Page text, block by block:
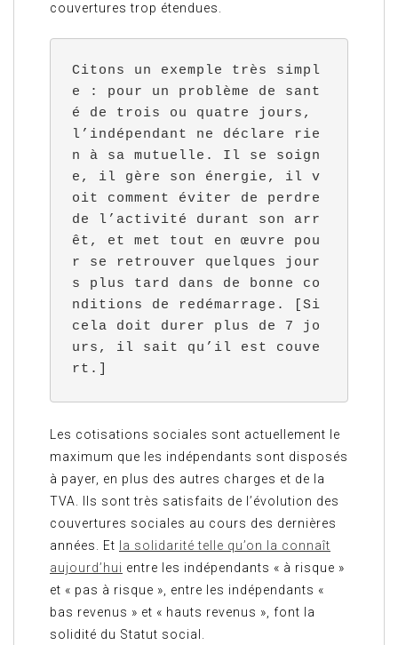
couvertures trop étendues.
Citons un exemple très simpl
e : pour un problème de sant
é de trois ou quatre jours,
l’indépendant ne déclare rie
n à sa mutuelle. Il se soign
e, il gère son énergie, il v
oit comment éviter de perdre
de l’activité durant son arr
êt, et met tout en œuvre pou
r se retrouver quelques jour
s plus tard dans de bonne co
nditions de redémarrage. [Si
cela doit durer plus de 7 jo
urs, il sait qu’il est couve
rt.]
Les cotisations sociales sont actuellement le
maximum que les indépendants sont disposés
à payer, en plus des autres charges et de la
TVA. Ils sont très satisfaits de l’évolution des
couvertures sociales au cours des dernières
années. Et
la solidarité telle qu’on la connaît
aujourd’hui entre les indépendants « à risque »
et « pas à risque », entre les indépendants «
bas revenus » et « hauts revenus », font la
solidité du Statut social.